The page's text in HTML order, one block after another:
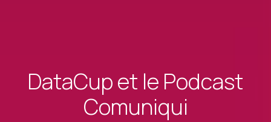
DataCup et le Podcast
Comuniqui